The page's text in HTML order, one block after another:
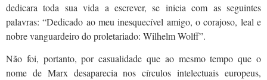
dedicara toda sua vida a escrever, se inicia com as seguintes
palavras: “Dedicado ao meu inesquecível amigo, o corajoso, leal e
nobre vanguardeiro do proletariado: Wilhelm Wolff”.
Não foi, portanto, por casualidade que ao mesmo tempo que o
nome de Marx desaparecia nos círculos intelectuais europeus,